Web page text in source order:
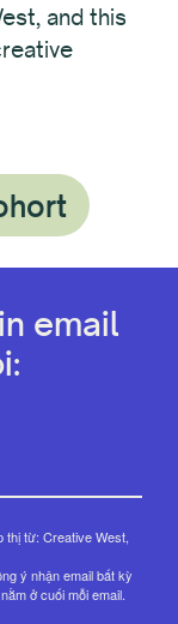
and this
email
thị từ: Creative West,
ý nhận email bất kỳ
ở cuối mỗi email.